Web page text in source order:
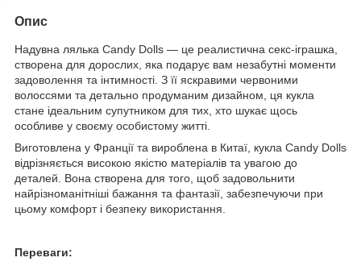
Опис
Надувна лялька Candy Dolls — це реалистична секс-іграшка,
створена для дорослих, яка подарує вам незабутні моменти
задоволення та інтимності. З її яскравими червоними
волоссями та детально продуманим дизайном, ця кукла
стане ідеальним супутником для тих, хто шукає щось
особливе у своєму особистому житті.
Виготовлена у Франції та вироблена в Китаї, кукла Candy Dolls
відрізняється високою якістю матеріалів та увагою до
деталей. Вона створена для того, щоб задовольнити
найрізноманітніші бажання та фантазії, забезпечуючи при
цьому комфорт і безпеку використання.
Переваги: